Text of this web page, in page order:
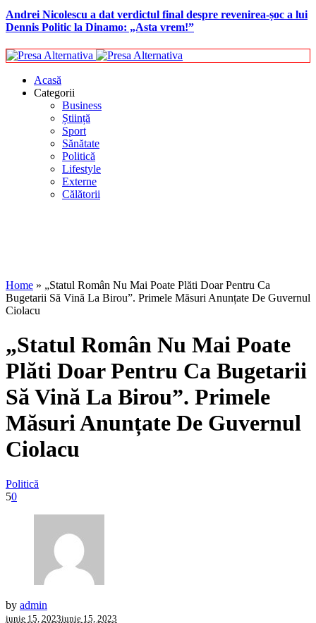
Andrei Nicolescu a dat verdictul final despre revenirea-șoc a lui
Dennis Politic la Dinamo: „Asta vrem!”
Acasă
Categorii
Business
Știință
Sport
Sănătate
Politică
Lifestyle
Externe
Călătorii
Home » „Statul Român Nu Mai Poate Plăti Doar Pentru Ca
Bugetarii Să Vină La Birou”. Primele Măsuri Anunțate De Guvernul
Ciolacu
„Statul Român Nu Mai Poate
Plăti Doar Pentru Ca Bugetarii
Să Vină La Birou”. Primele
Măsuri Anunțate De Guvernul
Ciolacu
Politică
50
by admin
iunie 15, 2023iunie 15, 2023